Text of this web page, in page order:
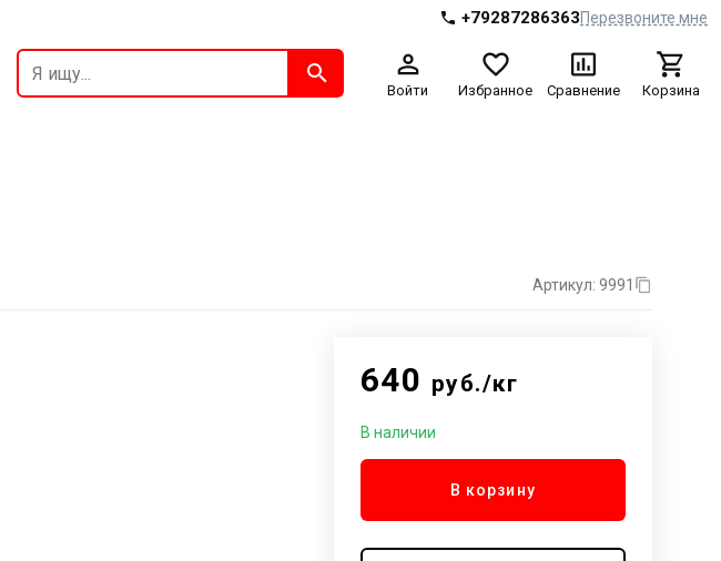
+79287286363Перезвоните мне
Войти Избранное Сравнение Корзина
Артикул: 9991
640 руб./кг
В наличии
В корзину